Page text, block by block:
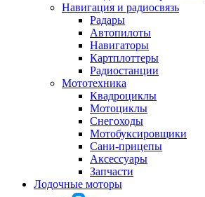
Навигация и радиосвязь
Радары
Автопилоты
Навигаторы
Картплоттеры
Радиостанции
Мототехника
Квадроциклы
Мотоциклы
Снегоходы
Мотобуксировщики
Сани-прицепы
Аксессуары
Запчасти
Лодочные моторы